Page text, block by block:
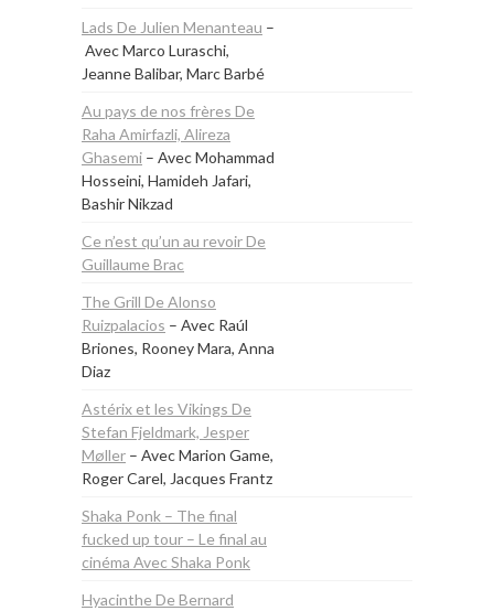
Lads De Julien Menanteau –
Avec Marco Luraschi,
Jeanne Balibar, Marc Barbé
Au pays de nos frères De
Raha Amirfazli, Alireza
Ghasemi – Avec Mohammad
Hosseini, Hamideh Jafari,
Bashir Nikzad
Ce n’est qu’un au revoir De
Guillaume Brac
The Grill De Alonso
Ruizpalacios – Avec Raúl
Briones, Rooney Mara, Anna
Diaz
Astérix et les Vikings De
Stefan Fjeldmark, Jesper
Møller – Avec Marion Game,
Roger Carel, Jacques Frantz
Shaka Ponk – The final
fucked up tour – Le final au
cinéma Avec Shaka Ponk
Hyacinthe De Bernard